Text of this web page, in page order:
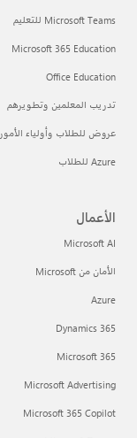
Microsoft Teams للتعليم
Microsoft 365 Education
Office Education
تدريب المعلمين وتطويرهم
عروض للطلاب وأولياء الأمور
Azure للطلاب
الأعمال
Microsoft AI
الأمان من Microsoft
Azure
Dynamics 365
Microsoft 365
Microsoft Advertising
Microsoft 365 Copilot